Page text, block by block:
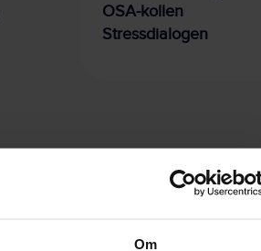
Om
OSA-kollen
Stressdialogen